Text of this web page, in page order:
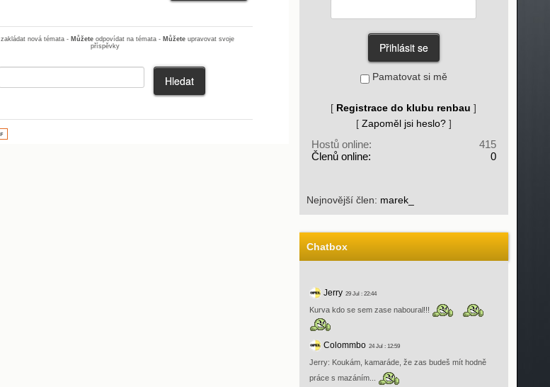
zakládat nová témata - Můžete odpovídat na témata - Můžete upravovat svoje
příspěvky
Pamatovat si mě
[ Registrace do klubu renbau ]
[ Zapoměl jsi heslo?]
Hostů online:
415
Členů online:
0
Nejnovější člen: marek_
Chatbox
Jerry29 Jul : 22:44
Kurva kdo se sem zase naboural!!!
Colommbo24 Jul : 12:59
Jerry: Koukám, kamaráde, že zas budeš mít hodně
práce s mazáním...